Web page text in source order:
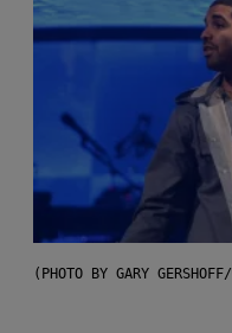
(PHOTO BY GARY